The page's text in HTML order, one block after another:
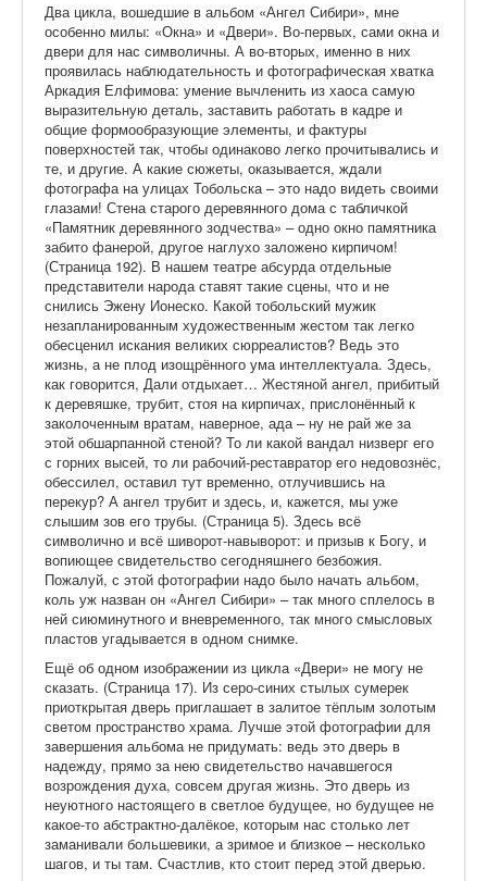
Два цикла, вошедшие в альбом «Ангел Сибири», мне
особенно милы: «Окна» и «Двери». Во-первых, сами окна и
двери для нас символичны. А во-вторых, именно в них
проявилась наблюдательность и фотографическая хватка
Аркадия Елфимова: умение вычленить из хаоса самую
выразительную деталь, заставить работать в кадре и
общие формообразующие элементы, и фактуры
поверхностей так, чтобы одинаково легко прочитывались и
те, и другие. А какие сюжеты, оказывается, ждали
фотографа на улицах Тобольска – это надо видеть своими
глазами! Стена старого деревянного дома с табличкой
«Памятник деревянного зодчества» – одно окно памятника
забито фанерой, другое наглухо заложено кирпичом!
(Страница 192). В нашем театре абсурда отдельные
представители народа ставят такие сцены, что и не
снились Эжену Ионеско. Какой тобольский мужик
незапланированным художественным жестом так легко
обесценил искания великих сюрреалистов? Ведь это
жизнь, а не плод изощрённого ума интеллектуала. Здесь,
как говорится, Дали отдыхает… Жестяной ангел, прибитый
к деревяшке, трубит, стоя на кирпичах, прислонённый к
заколоченным вратам, наверное, ада – ну не рай же за
этой обшарпанной стеной? То ли какой вандал низверг его
с горних высей, то ли рабочий-реставратор его недовознёс,
обессилел, оставил тут временно, отлучившись на
перекур? А ангел трубит и здесь, и, кажется, мы уже
слышим зов его трубы. (Страница 5). Здесь всё
символично и всё шиворот-навыворот: и призыв к Богу, и
вопиющее свидетельство сегодняшнего безбожия.
Пожалуй, с этой фотографии надо было начать альбом,
коль уж назван он «Ангел Сибири» – так много сплелось в
ней сиюминутного и вневременного, так много смысловых
пластов угадывается в одном снимке.
Ещё об одном изображении из цикла «Двери» не могу не
сказать. (Страница 17). Из серо-синих стылых сумерек
приоткрытая дверь приглашает в залитое тёплым золотым
светом пространство храма. Лучше этой фотографии для
завершения альбома не придумать: ведь это дверь в
надежду, прямо за нею свидетельство начавшегося
возрождения духа, совсем другая жизнь. Это дверь из
неуютного настоящего в светлое будущее, но будущее не
какое-то абстрактно-далёкое, которым нас столько лет
заманивали большевики, а зримое и близкое – несколько
шагов, и ты там. Счастлив, кто стоит перед этой дверью.